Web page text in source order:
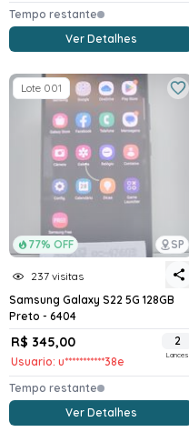
Tempo restante
Ver Detalhes
77% OFF SP
Lote 001
237 visitas
Samsung Galaxy S22 5G 128GB
Preto - 6404
R$ 345,00
Usuario: u***********38e
2
Lances
Tempo restante
Ver Detalhes